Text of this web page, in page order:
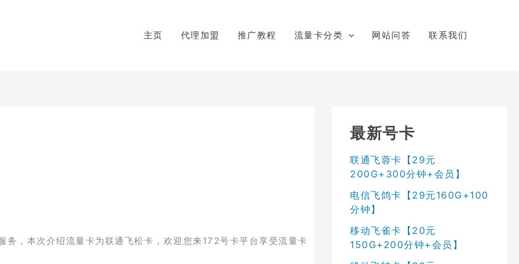
主页 代理加盟 推广教程 流量卡分类 网站问答 联系我们
务，本次介绍流量卡为联通飞松卡，欢迎您来172号卡平台享受流量卡
最新号卡
联通飞蓉卡【29元
200G+300分钟+会员】
电信飞鸽卡【29元160G+100
分钟】
移动飞雀卡【20元
150G+200分钟+会员】